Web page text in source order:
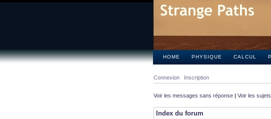
HOME PHYSIQUE CALCUL
Connexion Inscription
Voir les messages sans réponse | Voir les
Index du forum